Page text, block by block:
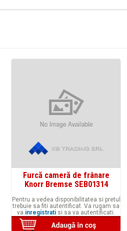
Furcă cameră de frânare
Knorr Bremse SEB01314
Pentru a vedea disponibilitatea si pretul
trebuie sa fiti autentificat. Va rugam sa
va inregistrati si sa va autentificati.